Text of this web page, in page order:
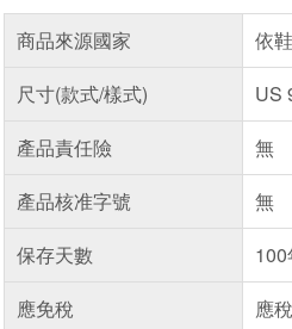
商品來源國家
依
尺寸(款式/樣式)
US
產品責任險
無
產品核准字號
無
保存天數
應免稅
應稅